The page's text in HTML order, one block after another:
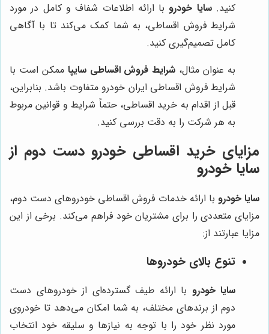
کنید.سایا خودروبا ارائه اطلاعات شفاف و کامل در مورد
شرایط فروش اقساطی، به شما کمک می‌کند تا با آگاهی
کامل تصمیم‌گیری کنید.
به عنوان مثال، شرایط فروش اقساطی سایپا ممکن است با
شرایط فروش اقساطی ایران خودرو متفاوت باشد. بنابراین،
قبل از اقدام به خرید اقساطی، حتماً شرایط و قوانین مربوط
به هر شرکت را به دقت بررسی کنید.
مزایای خرید اقساطی خودرو دست دوم از
سایا خودرو
سایا خودرو با ارائه خدمات فروش اقساطی خودروهای دست دوم،
مزایای متعددی را برای مشتریان خود فراهم می‌کند. برخی از این
مزایا عبارتند از:
تنوع بالای خودروها
سایا خودرو با ارائه طیف گسترده‌ای از خودروهای دست
دوم از برندهای مختلف، به شما امکان می‌دهد تا خودروی
مورد نظر خود را با توجه به نیازها و سلیقه خود انتخاب